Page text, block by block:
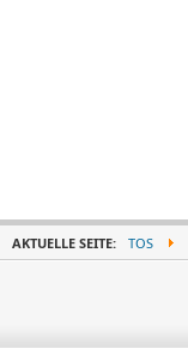
AKTUELLE SEITE: TOS